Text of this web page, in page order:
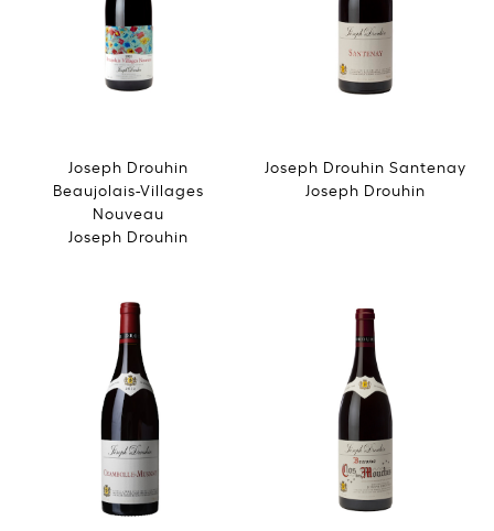
Joseph Drouhin
Beaujolais-Villages
Nouveau
Joseph Drouhin
Joseph Drouhin Santenay
Joseph Drouhin